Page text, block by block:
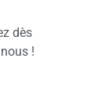
dès
!